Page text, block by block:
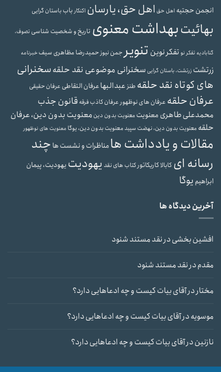
انجمن حجتیه اهل حق اهل حق، یارسان اکنکارباب باستان گرایی
بهائیتبهداشت معنوی تاریخ و شخصیت شناسی تصوف،
گنابادیه تفکر نوتفکر نوین تنویر جمن نیوز حمیدرضا مظاهری سیفخبرنامه
زرتشت زرتشت، باستان گرایی سخنرانی موضوعی نقد حلقهسخنرانی
های کوتاه نقد حلقه طنز عبدالبهاعرفان التقاطی عرفان حقیقی
عرفان حلقه عرفان های نوظهور عرفان کاذبفرقه قانون جذب
محمدعلی طاهریمعنویت معنویت بدون دین معنویت بدون دین، عرفان
حلقه معنویت بدون دین، نهضت سپیدمعنویت بدون دین، یوگا معنویت های نوظهور
مقالات و یادداشت هامناظرات و نشست ها چند
رسانه ای کابالاکاریکاتور کتاب های نقد یهودیت یهودیت، پیمان
ابراهیم یوگا
آخرین دیدگاه ها
افشین بخشیدرنقد مستند شنود
مقدمدرنقد مستند شنود
مختاردرآقای بیات کیست و چه ادعاهایی دارد؟
موسویهدرآقای بیات کیست و چه ادعاهایی دارد؟
نازنیندرآقای بیات کیست و چه ادعاهایی دارد؟